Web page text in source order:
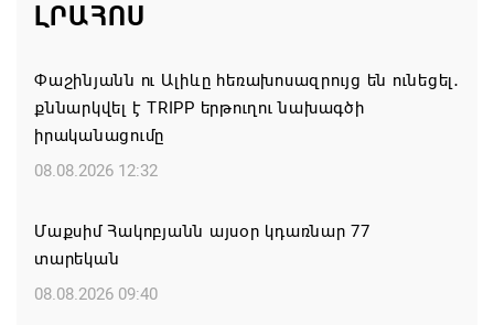
ԼՐԱՀՈՍ
Փաշինյանն ու Ալիևը հեռախոսազրույց են ունեցել․
քննարկվել է TRIPP երթուղու նախագծի
իրականացումը
08.08.2026 12:32
Մաքսիմ Հակոբյանն այսօր կդառնար 77
տարեկան
08.08.2026 09:40